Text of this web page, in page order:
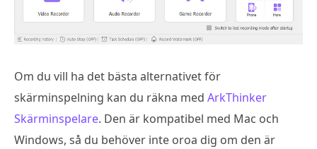
Om du vill ha det bästa alternativet för
skärminspelning kan du räkna med ArkThinker
Skärminspelare. Den är kompatibel med Mac och
Windows, så du behöver inte oroa dig om den är